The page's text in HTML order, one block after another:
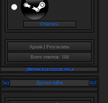
Архив | Результаты
Всего ответов: 166
Друзья сайта